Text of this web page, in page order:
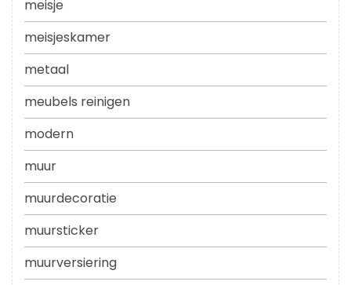
meisje
meisjeskamer
metaal
meubels reinigen
modern
muur
muurdecoratie
muursticker
muurversiering